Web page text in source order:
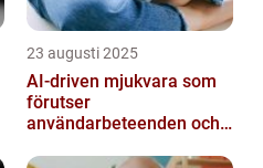
23 augusti 2025
AI-driven mjukvara som
förutser
användarbeteenden och